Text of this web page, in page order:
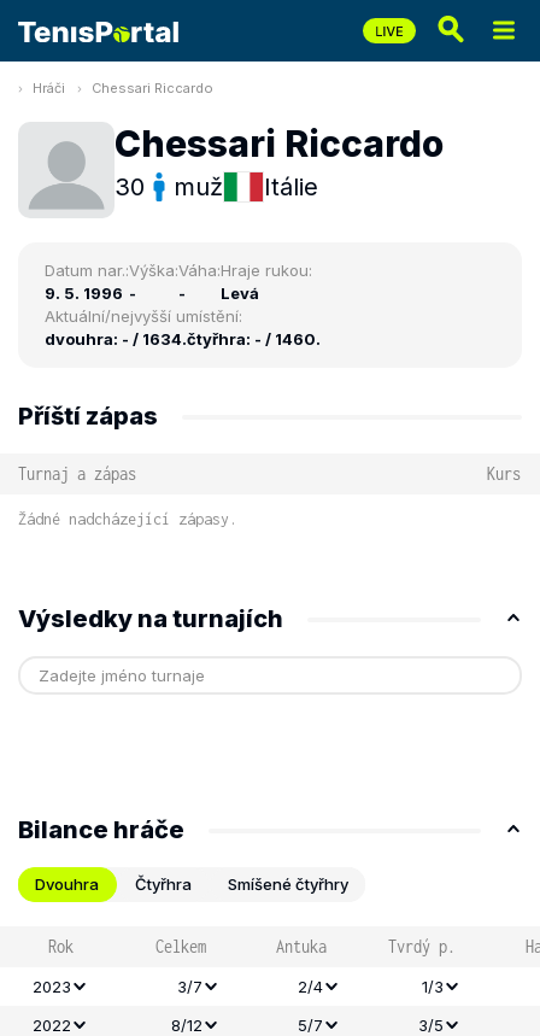
Hráči Chessari Riccardo
Chessari Riccardo
30 muž Itálie
Datum nar.:
9. 5. 1996
Výška:
-
Váha:
-
Hraje rukou:
Levá
Aktuální/nejvyšší umístění:
dvouhra: - / 1634.čtyřhra: - / 1460.
Příští zápas
Turnaj a zápas Kurs
Žádné nadcházející zápasy.
Výsledky na turnajích
Bilance hráče
Dvouhra Čtyřhra Smíšené čtyřhry
Rok Celkem Antuka Tvrdý p.
2023 3/7 2/4
1/3
2022
8/12 5/7
3/5